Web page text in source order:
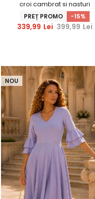
croi cambrat si nasturi
decorativi aurii- StarShinerS
PREȚ PROMO -15%
339,99 Lei 399,99 Lei
NOU